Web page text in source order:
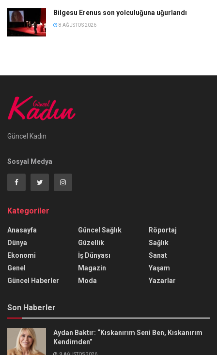
Bilgesu Erenus son yolculuğuna uğurlandı
8 AĞUSTOS 2026
Güncel Kadın
Sosyal Medya
Kategoriler
Anasayfa
Dünya
Ekonomi
Genel
Güncel Haberler
Güncel Sağlık
Güzellik
İş Dünyası
Magazin
Moda
Röportaj
Sağlık
Sanat
Yaşam
Yazarlar
Son Haberler
Aydan Baktır: “Kıskanırım Seni Ben, Kıskanırım
Kendimden”